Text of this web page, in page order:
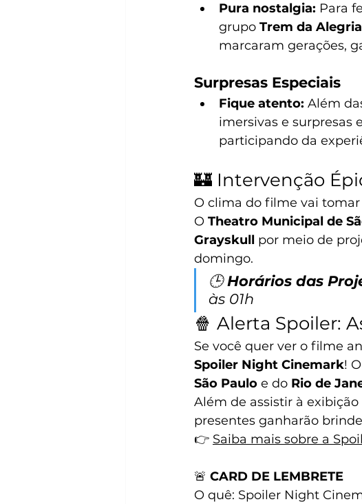
Pura nostalgia: Para
grupo Trem da Alegria
marcaram gerações,
Surpresas Especiais
Fique atento: Além
imersivas e surpresas
participando da
🏰 Intervenção
O clima do filme vai
O Theatro Municipal de
Grayskull por meio de
domingo.
🕒 Horários das
às 01h
🍿 Alerta Spoiler:
Se você quer ver o filme
Spoiler Night Cinemark!
São Paulo e do Rio de
Além de assistir à
presentes ganharão
👉 Saiba mais sobre a
🚨 CARD DE LEMBRETE
O quê: Spoiler Night